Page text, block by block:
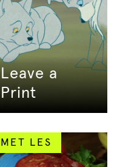
Leave a
Print
MET LES